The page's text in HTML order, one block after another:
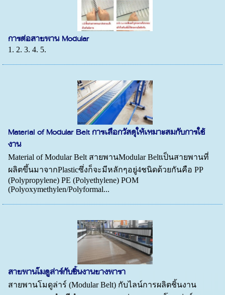
การต่อสายพาน Modular
1. 2. 3. 4. 5.
Material of Modular Belt การเลือกวัสดุให้เหมาะสมกับการใช้
งาน
Material of Modular Belt สายพานModular Beltเป็นสายพานที่
ผลิตขึ้นมาจากPlasticซึ่งก็จะมีหลักๆอยู่4ชนิดด้วยกันคือ PP
(Polypropylene) PE (Polyethylene) POM
(Polyoxymethylen/Polyformal...
สายพานโมดูล่าร์กับชิ้นงานยางพารา
สายพานโมดูล่าร์ (Modular Belt) กับไลน์การผลิตชิ้นงาน